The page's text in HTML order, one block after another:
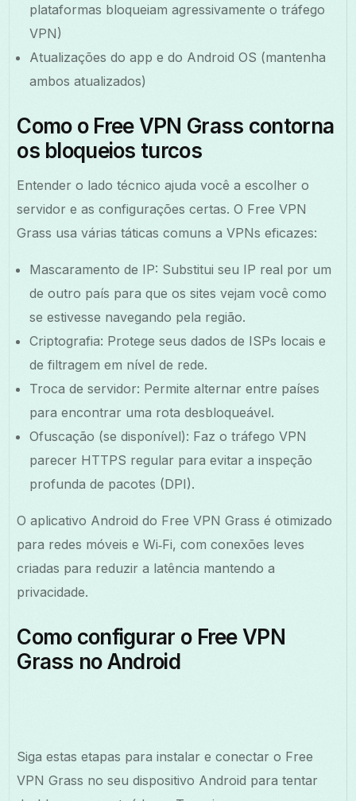
plataformas bloqueiam agressivamente o tráfego
VPN)
Atualizações do app e do Android OS (mantenha
ambos atualizados)
Como o Free VPN Grass contorna
os bloqueios turcos
Entender o lado técnico ajuda você a escolher o
servidor e as configurações certas. O Free VPN
Grass usa várias táticas comuns a VPNs eficazes:
Mascaramento de IP: Substitui seu IP real por um
de outro país para que os sites vejam você como
se estivesse navegando pela região.
Criptografia: Protege seus dados de ISPs locais e
de filtragem em nível de rede.
Troca de servidor: Permite alternar entre países
para encontrar uma rota desbloqueável.
Ofuscação (se disponível): Faz o tráfego VPN
parecer HTTPS regular para evitar a inspeção
profunda de pacotes (DPI).
O aplicativo Android do Free VPN Grass é otimizado
para redes móveis e Wi‑Fi, com conexões leves
criadas para reduzir a latência mantendo a
privacidade.
Como configurar o Free VPN
Grass no Android
Siga estas etapas para instalar e conectar o Free
VPN Grass no seu dispositivo Android para tentar